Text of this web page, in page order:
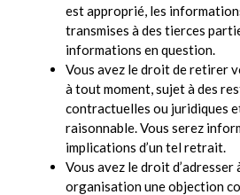
est approprié, les
transmises à des tierces
informations en question.
Vous avez le droit de retirer
à tout moment, sujet à des
contractuelles ou juridiques
raisonnable. Vous serez
implications d’un tel retrait.
Vous avez le droit d’adresser
organisation une objection